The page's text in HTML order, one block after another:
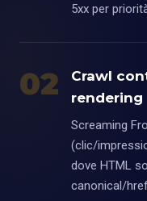
5xx per
02
Crawl
rendering
Screaming
(clic/
dove HTML
canonical/